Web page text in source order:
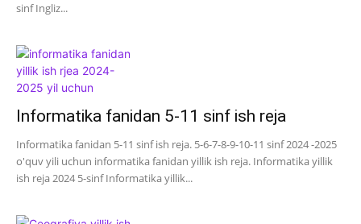
sinf Ingliz...
Informatika fanidan 5-11 sinf ish reja
Informatika fanidan 5-11 sinf ish reja. 5-6-7-8-9-10-11 sinf 2024 -2025
o'quv yili uchun informatika fanidan yillik ish reja. Informatika yillik
ish reja 2024 5-sinf Informatika yillik...